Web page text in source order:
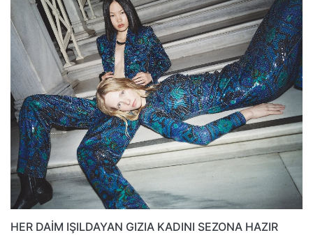
HER DAİM IŞILDAYAN GIZIA KADINI SEZONA HAZIR